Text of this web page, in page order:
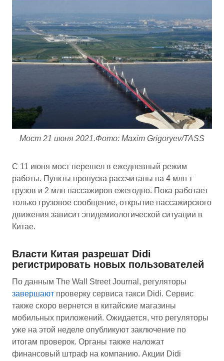
Мост 21 июня 2021.Фото: Maxim Grigoryev/TASS
С 11 июня мост перешел в ежедневный режим
работы. Пункты пропуска рассчитаны на 4 млн т
грузов и 2 млн пассажиров ежегодно. Пока работает
только грузовое сообщение, открытие пассажирского
движения зависит эпидемиологической ситуации в
Китае.
Власти Китая разрешат Didi
регистрировать новых пользователей
По данным The Wall Street Journal, регуляторы
завершают проверку сервиса такси Didi. Сервис
также скоро вернется в китайские магазины
мобильных приложений. Ожидается, что регуляторы
уже на этой неделе опубликуют заключение по
итогам проверок. Органы также наложат
финансовый штраф на компанию. Акции Didi